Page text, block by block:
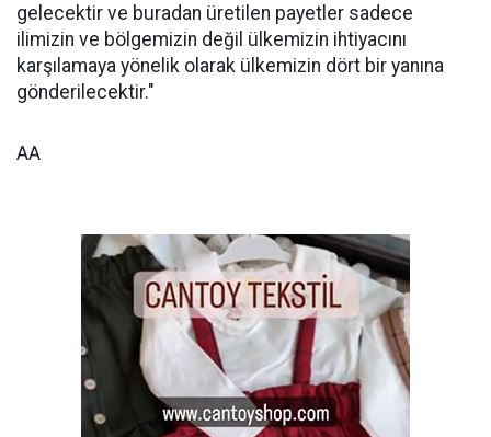
gelecektir ve buradan üretilen payetler sadece
ilimizin ve bölgemizin değil ülkemizin ihtiyacını
karşılamaya yönelik olarak ülkemizin dört bir yanına
gönderilecektir."
AA